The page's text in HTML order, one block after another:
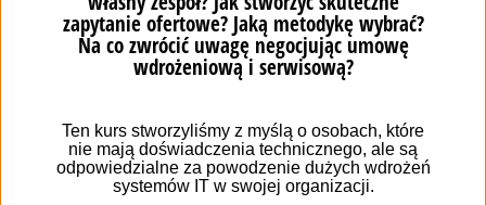
czy dysponują odpowiednio licznym zespołem
programistów. Doświadczony partner wdrożeniowy
na pewno prowadzi ewidencję zaangażowania
Wskazówka #6:współpracuj z ludźmi,
którzy dociekają, z jak dużym projektem będą